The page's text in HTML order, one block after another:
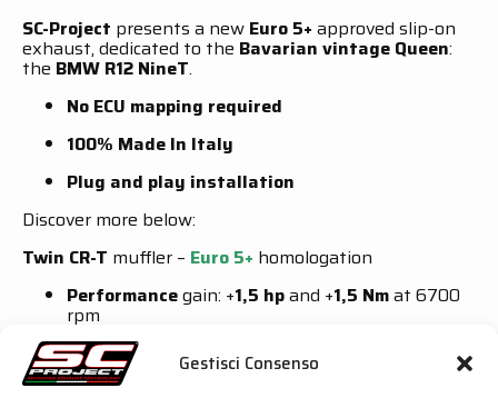
Gestisci Consenso
SC-Project presents a new Euro 5+ approved slip-on
exhaust, dedicated to the Bavarian vintage Queen:
the BMW R12 NineT.
No ECU mapping required
100% Made In Italy
Plug and play installation
Discover more below:
Twin CR-T muffler – Euro 5+ homologation
Performancegain: +1,5 hpand +1,5 Nmat 6700
rpm
Over 35% lighter
Titanium outer sleeve
Double muffler configuration